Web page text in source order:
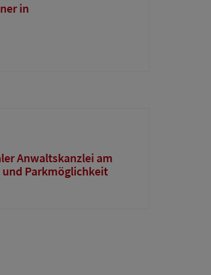
in
Anwaltskanzlei am
Parkmöglichkeit